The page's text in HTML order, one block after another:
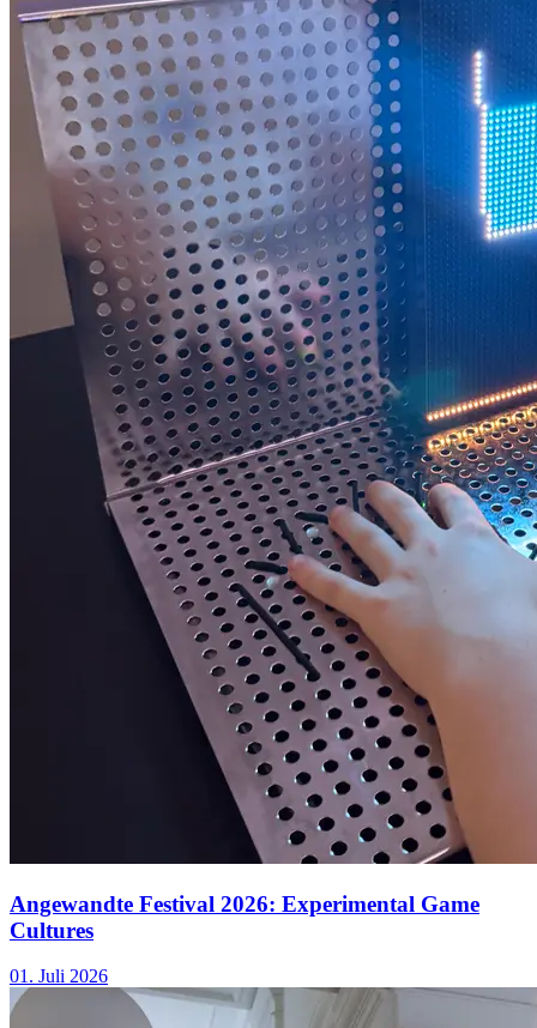
Angewandte Festival 2026: Experimental Game
Cultures
01. Juli 2026